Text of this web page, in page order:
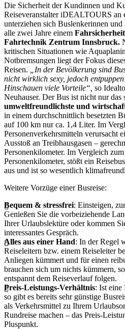
Die Sicherheit der Kundinnen und
Reiseveranstalter iDEALTOURS an
unterziehen sich Buslenkerinnen
alle zwei Jahre einem
Fahrtechnik Zentrum Innsbruck.
kritischen Situationen wie
Notbremsungen liegt der Fokus
Reisen. „In der Bevölkerung sind
nicht wirklich sexy, jedoch
Hinschauen viele Vorteile“, so
Neuhauser. Der Bus ist nicht nur das
umweltfreundlichste und
in einem durchschnittlich besetzten
auf 100 km nur ca. 1,4 Liter. Im
Personenverkehrsmitteln verursacht
Ausstoß an Treibhausgasen –
Personenkilometer. Im Vergleich
Personenkilometer, stößt ein
aus und ist so wesentlich
Weitere Vorzüge einer Busreise:
Bequem & stressfrei: Einsteigen,
Genießen Sie die vorbeiziehende
Ihrer Urlaubslektüre oder kommen
interessantes Gespräch.
Alles aus einer Hand: In der Regel
Reiseleitern bzw. einem Reiseleiter
Anliegen kümmert und für einen
brauchen sich um nichts kümmern,
entspannt dem Reiseverlauf folgen.
Preis-Leistungs-Verhältnis: Ist eine
so gibt es bereits sehr günstige
als Verkehrsmittel zu Ihrem
Rundreise machen – das Preis-
Pluspunkt.